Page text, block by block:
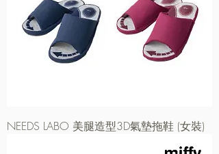
NEEDS LABO 美腿造型3D氣墊拖鞋 (女裝)